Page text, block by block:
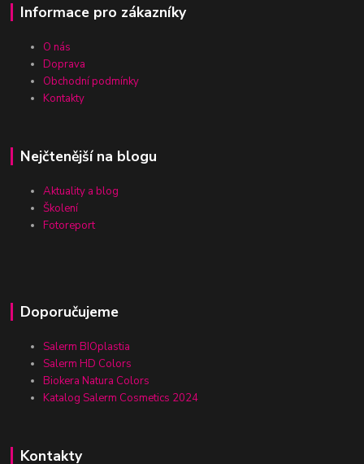
Informace pro zákazníky
O nás
Doprava
Obchodní podmínky
Kontakty
Nejčtenější na blogu
Aktuality a blog
Školení
Fotoreport
Doporučujeme
Salerm BIOplastia
Salerm HD Colors
Biokera Natura Colors
Katalog Salerm Cosmetics 2024
Kontakty